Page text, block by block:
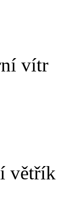
vítr
větřík